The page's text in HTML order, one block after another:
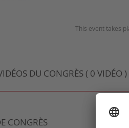
This event takes
DU CONGRÈS ( 0 VIDÉO )
CONGRÈS